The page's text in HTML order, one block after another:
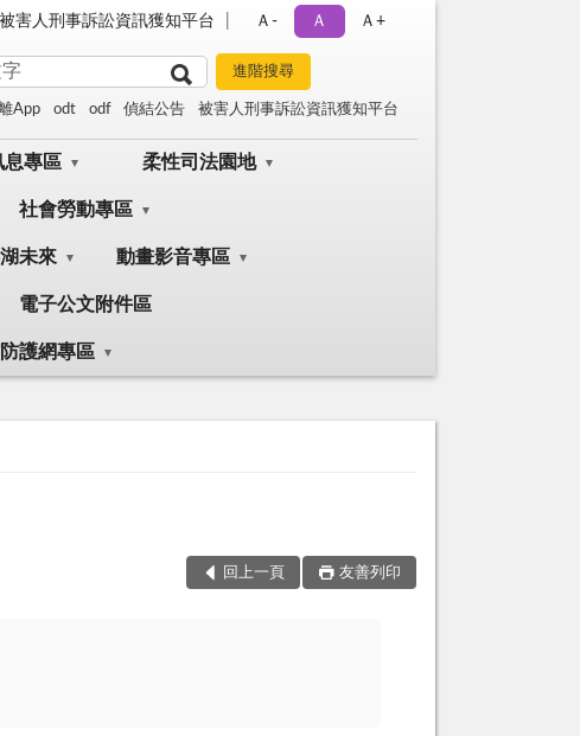
被害人刑事訴訟資訊獲知平台 Ａ- Ａ Ａ+
App odt odf 偵結公告 被害人刑事訴訟資訊獲知平台
息專區 柔性司法園地
社會勞動專區
未來 動畫影音專區
電子公文附件區
護網專區
回上一頁 友善列印